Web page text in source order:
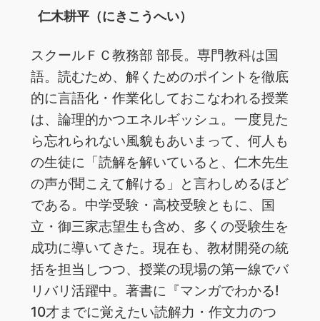
仁木耕平（にきこうへい）
スクールＦＣ教務部 部長。専門教科は国
語。読むため、解くためのポイントを徹底
的に言語化・作業化しておこなわれる授業
は、論理的かつエネルギッシュ。一度見た
ら忘れられない風貌もあいまって、何人も
の生徒に「読解を解いていると、仁木先生
の声が聞こえて解ける」と言わしめるほど
である。中学受験・高校受験ともに、国
立・御三家志望生も含め、多くの受験生を
成功に導いてきた。現在も、教材開発の統
括を担当しつつ、授業の現場の第一線でバ
リバリ活躍中。著書に『マンガでわかる!
10才までに覚えたい読解力・作文力のつ